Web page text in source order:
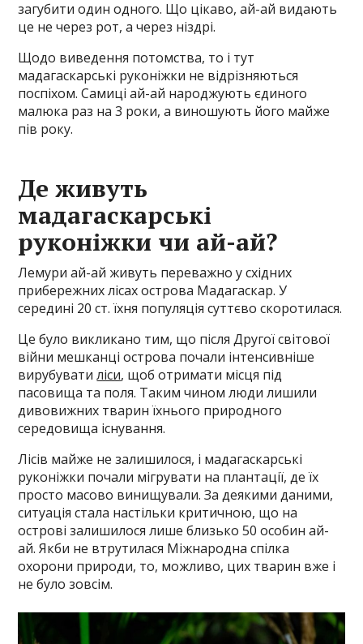
загубити один одного. Що цікаво, ай-ай видають
це не через рот, а через ніздрі.
Щодо виведення потомства, то і тут
мадагаскарські руконіжки не відрізняються
поспіхом. Самиці ай-ай народжують єдиного
малюка раз на 3 роки, а виношують його майже
пів року.
Де живуть
мадагаскарські
руконіжки чи ай-ай?
Лемури ай-ай живуть переважно у східних
прибережних лісах острова Мадагаскар. У
середині 20 ст. їхня популяція суттєво скоротилася.
Це було викликано тим, що після Другої світової
війни мешканці острова почали інтенсивніше
вирубуватиліси, щоб отримати місця під
пасовища та поля. Таким чином люди лишили
дивовижних тварин їхнього природного
середовища існування.
Лісів майже не залишилося, і мадагаскарські
руконіжки почали мігрувати на плантації, де їх
просто масово винищували. За деякими даними,
ситуація стала настільки критичною, що на
острові залишилося лише близько 50 особин ай-
ай. Якби не втрутилася Міжнародна спілка
охорони природи, то, можливо, цих тварин вже і
не було зовсім.